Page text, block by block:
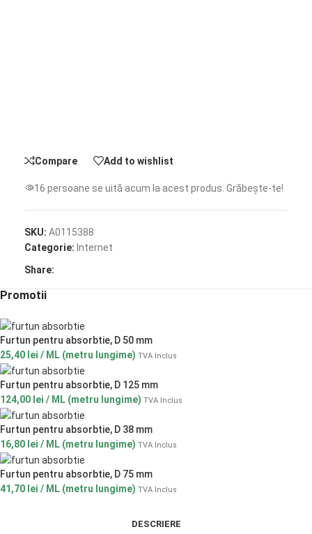
Compare Add to wishlist
16 persoane se uită acum la acest produs. Grăbește-te!
SKU: A0115388
Categorie: Internet
Share:
Promotii
Furtun pentru absorbtie, D 50 mm
25,40 lei / ML (metru lungime) TVA Inclus
Furtun pentru absorbtie, D 125 mm
124,00 lei / ML (metru lungime) TVA Inclus
Furtun pentru absorbtie, D 38 mm
16,80 lei / ML (metru lungime) TVA Inclus
Furtun pentru absorbtie, D 75 mm
41,70 lei / ML (metru lungime) TVA Inclus
DESCRIERE